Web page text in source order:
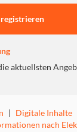
aktuellsten
| Digitale Inhalte
nach